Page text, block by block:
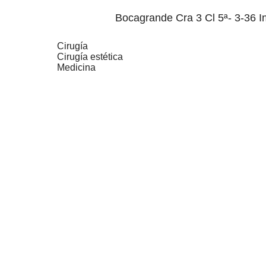
Bocagrande Cra 3 Cl 5ª- 3-36
Cirugía
Cirugía estética
Medicina